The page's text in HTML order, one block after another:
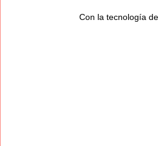
Con la tecnología de